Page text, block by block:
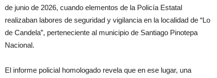
de junio de 2026, cuando elementos de la Policía Estatal
realizaban labores de seguridad y vigilancia en la localidad de “Lo
de Candela”, perteneciente al municipio de Santiago Pinotepa
Nacional.
El informe policial homologado revela que en ese lugar, una